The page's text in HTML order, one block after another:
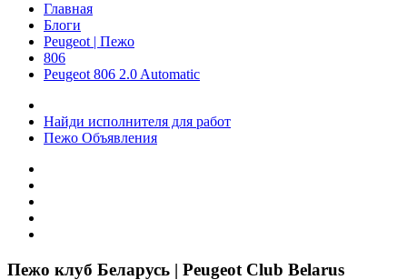
Главная
Блоги
Peugeot | Пежо
806
Peugeot 806 2.0 Automatic
Найди исполнителя для работ
Пежо Объявления
Пежо клуб Беларусь | Peugeot Club Belarus